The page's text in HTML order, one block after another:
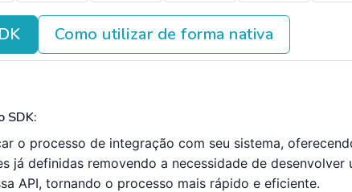
Como utilizar de forma nativa
SDK:
o processo de integração com seu sistema,
já definidas removendo a necessidade de
API, tornando o processo mais rápido e eficiente.